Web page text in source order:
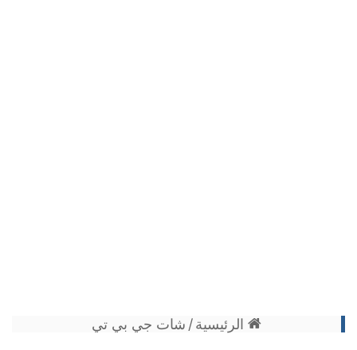
الرئيسية/ شات جي بي تي